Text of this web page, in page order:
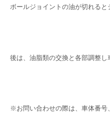
ボールジョイントの油が切れる
後は、油脂類の交換と各部調整し
※お問い合わせの際は、車体番号